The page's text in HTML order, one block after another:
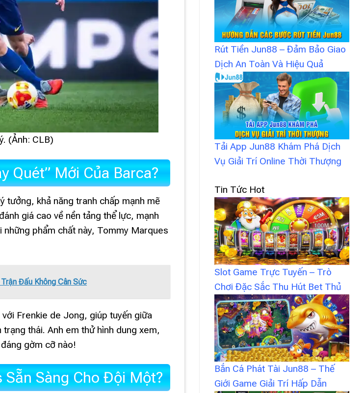
(Ảnh: CLB)
Quét” Mới Của Barca?
tưởng, khả năng tranh chấp mạnh mẽ
giá cao về nền tảng thể lực, mạnh
phẩm chất này, Tommy Marques
Đấu Không Cân Sức
Frenkie de Jong, giúp tuyến giữa
thái. Anh em thử hình dung xem,
gờm cỡ nào!
Sàng Cho Đội Một?
Rút Tiền Jun88 – Đảm Bảo Giao
Dịch An Toàn Và Hiệu Quả
Tải App Jun88 Khám Phá Dịch
Vụ Giải Trí Online Thời Thượng
Tin Tức Hot
Slot Game Trực Tuyến – Trò
Chơi Đặc Sắc Thu Hút Bet Thủ
Bắn Cá Phát Tài Jun88 – Thế
Giới Game Giải Trí Hấp Dẫn